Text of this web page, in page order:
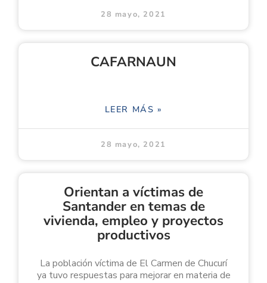
28 mayo, 2021
CAFARNAUN
LEER MÁS »
28 mayo, 2021
Orientan a víctimas de
Santander en temas de
vivienda, empleo y proyectos
productivos
La población víctima de El Carmen de Chucurí
ya tuvo respuestas para mejorar en materia de